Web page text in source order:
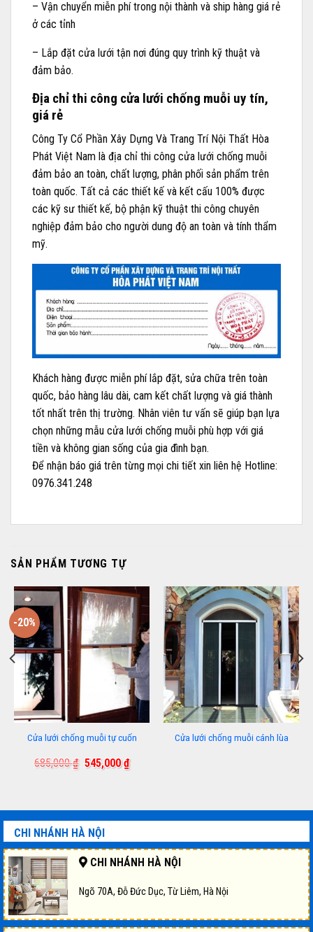
– Vận chuyển miễn phí trong nội thành và ship hàng giá rẻ
ở các tỉnh
– Lắp đặt cửa lưới tận nơi đúng quy trình kỹ thuật và
đảm bảo.
Địa chỉ thi công cửa lưới chống muỗi uy tín,
giá rẻ
Công Ty Cổ Phần Xây Dựng Và Trang Trí Nội Thất Hòa
Phát Việt Nam là địa chỉ thi công cửa lưới chống muỗi
đảm bảo an toàn, chất lượng, phân phối sản phẩm trên
toàn quốc. Tất cả các thiết kế và kết cấu 100% được
các kỹ sư thiết kế, bộ phận kỹ thuật thi công chuyên
nghiệp đảm bảo cho người dung độ an toàn và tính thẩm
mỹ.
Khách hàng được miễn phí lắp đặt, sửa chữa trên toàn
quốc, bảo hàng lâu dài, cam kết chất lượng và giá thành
tốt nhất trên thị trường. Nhân viên tư vấn sẽ giúp bạn lựa
chọn những mẫu cửa lưới chống muỗi phù hợp với giá
tiền và không gian sống của gia đình bạn.
Để nhận báo giá trên từng mọi chi tiết xin liên hệ Hotline:
0976.341.248
SẢN PHẨM TƯƠNG TỰ
-20%
Cửa lưới chống muỗi tự cuốn
685,000₫ Giá
545,000₫Giá
hiện
545,000 ₫.
Cửa lưới chống muỗi cánh lùa
₫.
CHI NHÁNH HÀ NỘI
CHI NHÁNH HÀ NỘI
Ngõ 70A, Đỗ Đức Dục, Từ Liêm, Hà Nội